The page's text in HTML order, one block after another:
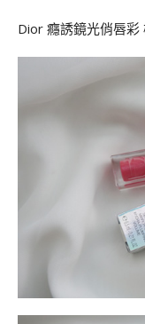
Dior 癮誘鏡光俏唇